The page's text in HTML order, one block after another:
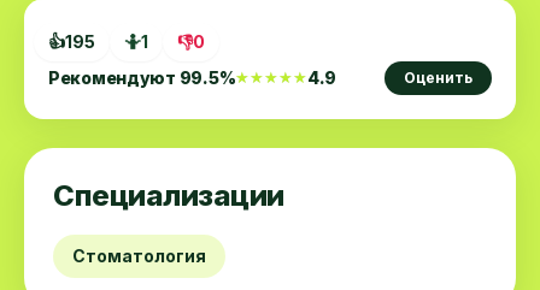
👍195 🤷1 👎0
Рекомендуют 99.5%★★★★★
★★★★★4.9 Оценить
Специализации
Стоматология